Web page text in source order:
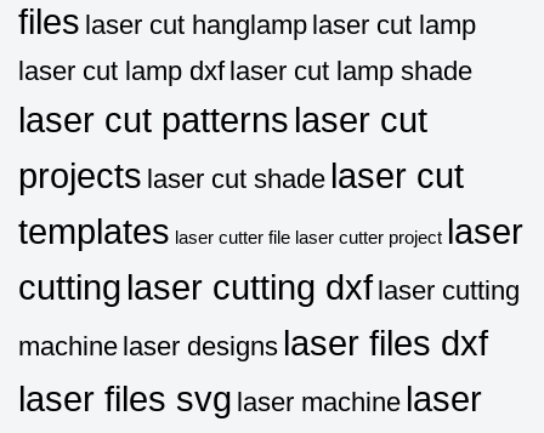
files laser cut hanglamp laser cut lamp
laser cut lamp dxf laser cut lamp shade
laser cut patterns laser cut
projects laser cut shade laser cut
templates laser cutter file laser cutter project laser
cutting laser cutting dxf laser cutting
machine laser designs laser files dxf
laser files svg laser machine laser